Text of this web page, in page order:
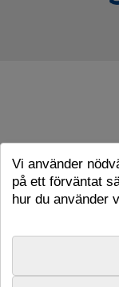
Vi använder
på ett förväntat
hur du använder